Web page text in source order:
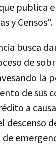
publica
y Censos".
busca
de
la
de sus
a
descenso